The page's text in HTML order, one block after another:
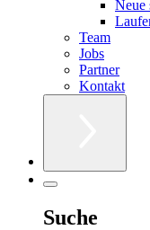
Neue
Team
Jobs
Partner
Kontakt
Suche